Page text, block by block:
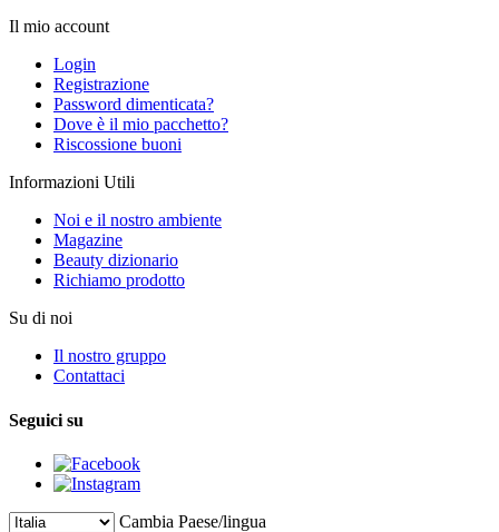
Il mio account
Login
Registrazione
Password dimenticata?
Dove è il mio pacchetto?
Riscossione buoni
Informazioni Utili
Noi e il nostro ambiente
Magazine
Beauty dizionario
Richiamo prodotto
Su di noi
Il nostro gruppo
Contattaci
Seguici su
Cambia Paese/lingua